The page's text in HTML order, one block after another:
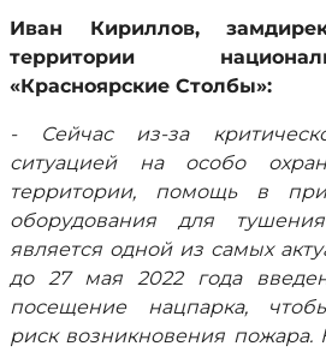
Иван Кириллов,
территории
«Красноярские Столбы»:
- Сейчас из-за
ситуацией на особо
территории, помощь в
оборудования для
является одной из самых
до 27 мая 2022 года
посещение нацпарка,
риск возникновения пожара.